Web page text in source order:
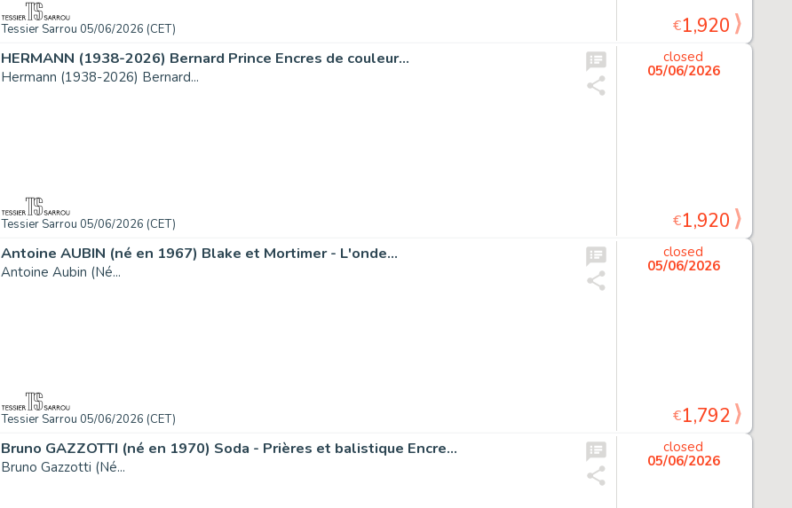
Tessier Sarrou 05/06/2026 (CET) €1,920
HERMANN (1938-2026) Bernard Prince Encres de couleur...
Hermann (1938-2026) Bernard...
Tessier Sarrou 05/06/2026 (CET)
closed
05/06/2026
€1,920
Antoine AUBIN (né en 1967) Blake et Mortimer - L'onde...
Antoine Aubin (Né...
Tessier Sarrou 05/06/2026 (CET)
closed
05/06/2026
€1,792
Bruno GAZZOTTI (né en 1970) Soda - Prières et balistique Encre...
Bruno Gazzotti (Né...
closed
05/06/2026